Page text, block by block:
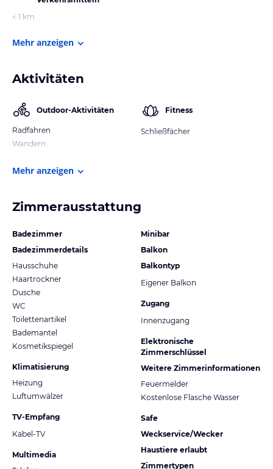
< 1 km
Mehr anzeigen
Aktivitäten
Outdoor-Aktivitäten
Radfahren
Wandern
Fitness
Schließfächer
Mehr anzeigen
Zimmerausstattung
Badezimmer
Badezimmerdetails
Hausschuhe
Haartrockner
Dusche
WC
Toilettenartikel
Bademantel
Kosmetikspiegel
Klimatisierung
Heizung
Luftumwälzer
TV-Empfang
Kabel-TV
Multimedia
Minibar
Balkon
Balkontyp
Eigener Balkon
Zugang
Innenzugang
Elektronische
Zimmerschlüssel
Weitere Zimmerinformationen
Feuermelder
Kostenlose Flasche Wasser
Safe
Weckservice/Wecker
Haustiere erlaubt
Zimmertypen